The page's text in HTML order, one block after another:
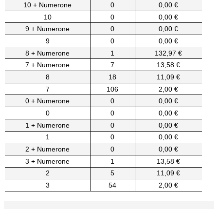
10 + Numerone
0
0,00 €
10
0
0,00 €
9 + Numerone
0
0,00 €
9
0
0,00 €
8 + Numerone
1
132,97 €
7 + Numerone
7
13,58 €
8
18
11,09 €
7
106
2,00 €
0 + Numerone
0
0,00 €
0
0
0,00 €
1 + Numerone
0
0,00 €
1
0
0,00 €
2 + Numerone
0
0,00 €
3 + Numerone
1
13,58 €
2
5
11,09 €
3
54 2,00 €